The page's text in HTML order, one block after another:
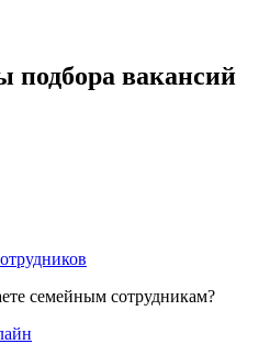
вакансий
семейным сотрудникам?